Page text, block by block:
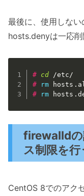
最後に、使用しな
hosts.denyは一応削
# cd /etc/
#
rm
#
rm
firewalldの
ス制限を行
CentOS 8でのアク